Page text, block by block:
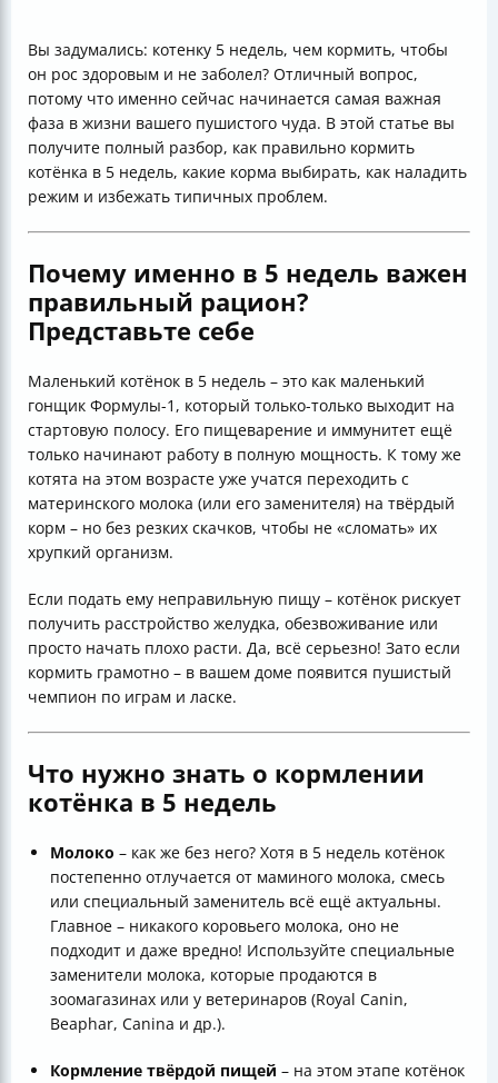
Вы задумались: котенку 5 недель, чем кормить, чтобы
он рос здоровым и не заболел? Отличный вопрос,
потому что именно сейчас начинается самая важная
фаза в жизни вашего пушистого чуда. В этой статье вы
получите полный разбор, как правильно кормить
котёнка в 5 недель, какие корма выбирать, как наладить
режим и избежать типичных проблем.
Почему именно в 5 недель важен
правильный рацион?
Представьте себе
Маленький котёнок в 5 недель – это как маленький
гонщик Формулы-1, который только-только выходит на
стартовую полосу. Его пищеварение и иммунитет ещё
только начинают работу в полную мощность. К тому же
котята на этом возрасте уже учатся переходить с
материнского молока (или его заменителя) на твёрдый
корм – но без резких скачков, чтобы не «сломать» их
хрупкий организм.
Если подать ему неправильную пищу – котёнок рискует
получить расстройство желудка, обезвоживание или
просто начать плохо расти. Да, всё серьезно! Зато если
кормить грамотно – в вашем доме появится пушистый
чемпион по играм и ласке.
Что нужно знать о кормлении
котёнка в 5 недель
Молоко – как же без него? Хотя в 5 недель котёнок
постепенно отлучается от маминого молока, смесь
или специальный заменитель всё ещё актуальны.
Главное – никакого коровьего молока, оно не
подходит и даже вредно! Используйте специальные
заменители молока, которые продаются в
зоомагазинах или у ветеринаров (Royal Canin,
Beaphar, Canina и др.).
Кормление твёрдой пищей – на этом этапе котёнок